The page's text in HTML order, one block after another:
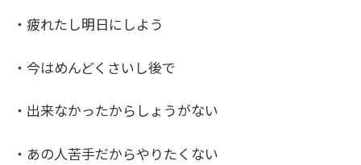
・疲れたし明日にしよう
・今はめんどくさいし後で
・出来なかったからしょうがない
・あの人苦手だからやりたくない